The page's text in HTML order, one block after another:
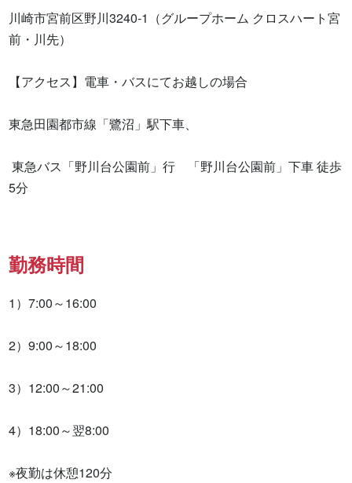
川崎市宮前区野川3240-1（グループホーム クロスハート宮
前・川先）
【アクセス】電車・バスにてお越しの場合
東急田園都市線「鷺沼」駅下車、
東急バス「野川台公園前」行　「野川台公園前」下車 徒歩
5分
勤務時間
1）7:00～16:00
2）9:00～18:00
3）12:00～21:00
4）18:00～翌8:00
※夜勤は休憩120分